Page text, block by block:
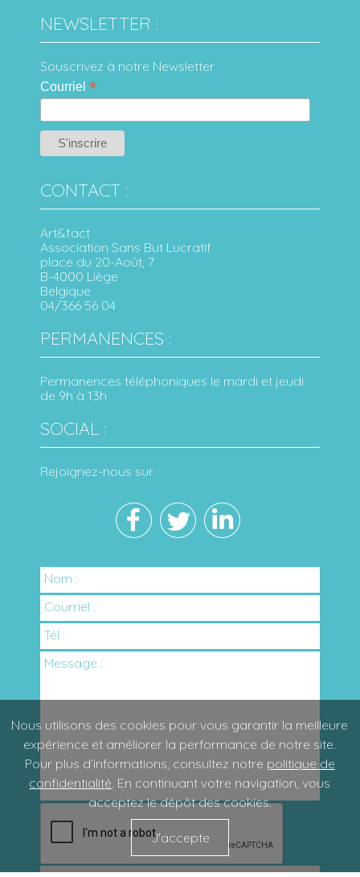
NEWSLETTER :
Souscrivez à notre Newsletter
Courriel*
CONTACT :
Art&fact
Association Sans But Lucratif
place du 20-Août, 7
B-4000 Liège
Belgique
04/366 56 04
PERMANENCES :
Permanences téléphoniques le mardi et jeudi
de 9h à 13h
SOCIAL :
Rejoignez-nous sur :
Nom :
Courriel :
Tél :
Message :
Nous utilisons des cookies pour vous garantir la meilleure
expérience et améliorer la performance de notre site.
Pour plus d’informations, consultez notre politique de
confidentialité. En continuant votre navigation, vous
acceptez le dépôt des cookies.
J'accepte